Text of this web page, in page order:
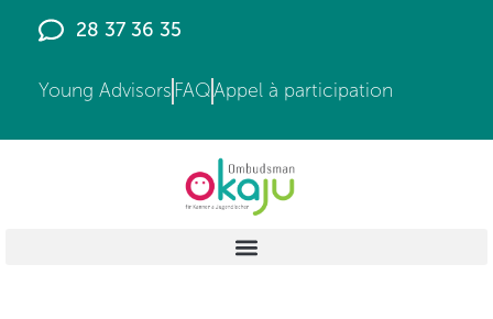
principal
28 37 36 35
Young Advisors FAQAppel à participation